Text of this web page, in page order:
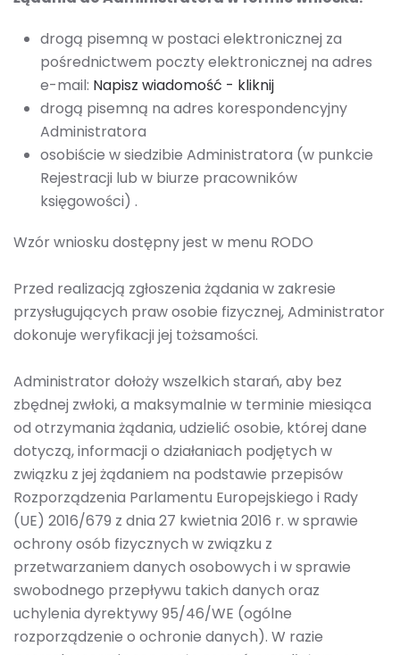
drogą pisemną w postaci elektronicznej za
pośrednictwem poczty elektronicznej na adres
e-mail: Napisz wiadomość - kliknij
drogą pisemną na adres korespondencyjny
Administratora
osobiście w siedzibie Administratora (w punkcie
Rejestracji lub w biurze pracowników
księgowości) .
Wzór wniosku dostępny jest w menu RODO
Przed realizacją zgłoszenia żądania w zakresie
przysługujących praw osobie fizycznej, Administrator
dokonuje weryfikacji jej tożsamości.
Administrator dołoży wszelkich starań, aby bez
zbędnej zwłoki, a maksymalnie w terminie miesiąca
od otrzymania żądania, udzielić osobie, której dane
dotyczą, informacji o działaniach podjętych w
związku z jej żądaniem na podstawie przepisów
Rozporządzenia Parlamentu Europejskiego i Rady
(UE) 2016/679 z dnia 27 kwietnia 2016 r. w sprawie
ochrony osób fizycznych w związku z
przetwarzaniem danych osobowych i w sprawie
swobodnego przepływu takich danych oraz
uchylenia dyrektywy 95/46/WE (ogólne
rozporządzenie o ochronie danych). W razie